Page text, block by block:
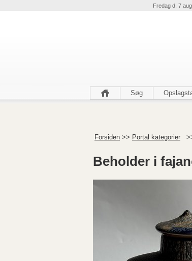
Fredag d. 7
Søg
Forsiden >> Portal kategorier
Beholder i